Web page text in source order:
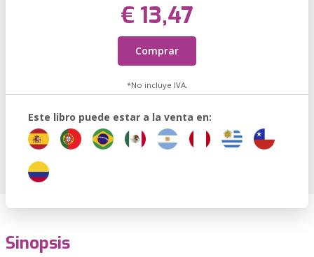
€ 13,47
Comprar
*No incluye IVA.
Este libro puede estar a la venta en:
Sinopsis